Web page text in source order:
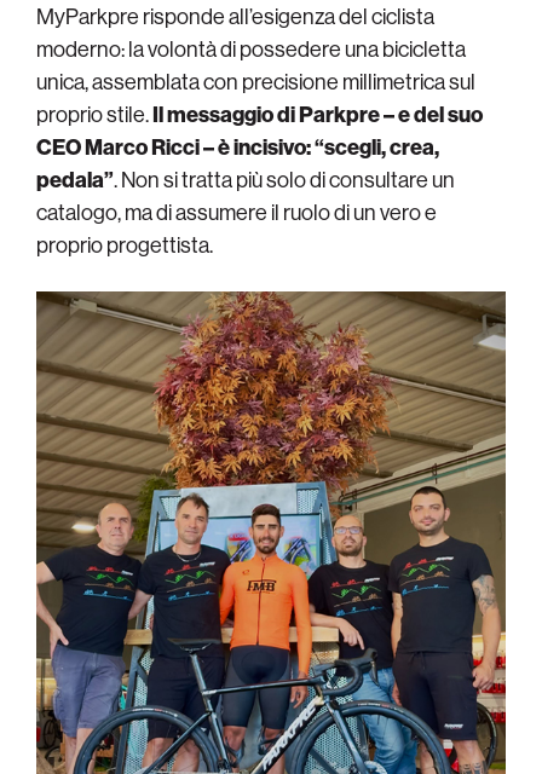
MyParkpre risponde all’esigenza del ciclista
moderno: la volontà di possedere una bicicletta
unica, assemblata con precisione millimetrica sul
proprio stile.Il messaggio di Parkpre – e del suo
CEO Marco Ricci – è incisivo: “scegli, crea,
pedala”. Non si tratta più solo di consultare un
catalogo, ma di assumere il ruolo di un vero e
proprio progettista.